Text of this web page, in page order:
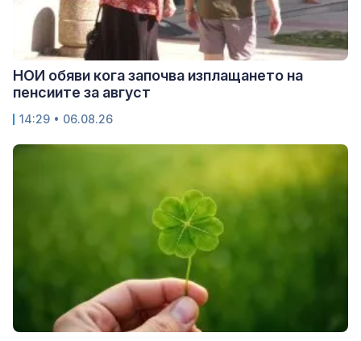
НОИ обяви кога започва изплащането на
пенсиите за август
14:29 • 06.08.26